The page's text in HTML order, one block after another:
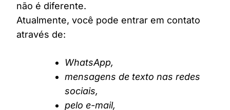
não é diferente.
Atualmente, você pode entrar em contato
através de:
WhatsApp,
mensagens de texto nas redes
sociais,
pelo e-mail,